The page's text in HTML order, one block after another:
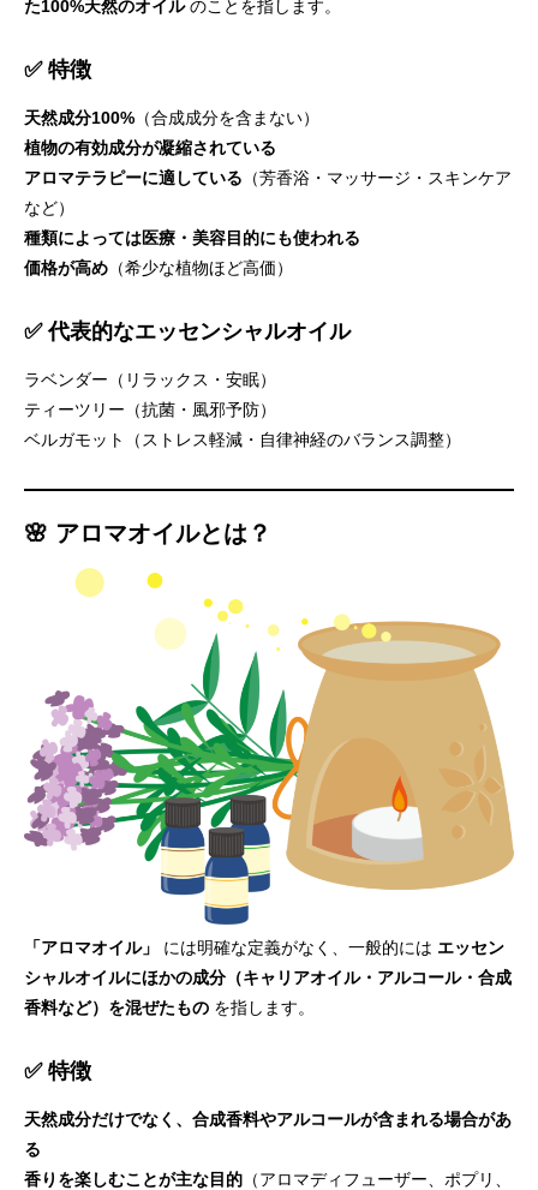
た100%天然のオイルのことを指します。
✅ 特徴
天然成分100% （合成成分を含まない）
植物の有効成分が凝縮されている
アロマテラピーに適している （芳香浴・マッサージ・スキンケア
など）
種類によっては医療・美容目的にも使われる
価格が高め （希少な植物ほど高価）
✅ 代表的なエッセンシャルオイル
ラベンダー（リラックス・安眠）
ティーツリー（抗菌・風邪予防）
ベルガモット（ストレス軽減・自律神経のバランス調整）
🌸 アロマオイルとは？
「アロマオイル」 には明確な定義がなく、一般的には エッセン
シャルオイルにほかの成分（キャリアオイル・アルコール・合成
香料など）を混ぜたもの を指します。
✅ 特徴
天然成分だけでなく、合成香料やアルコールが含まれる場合があ
る
香りを楽しむことが主な目的 （アロマディフューザー、ポプリ、